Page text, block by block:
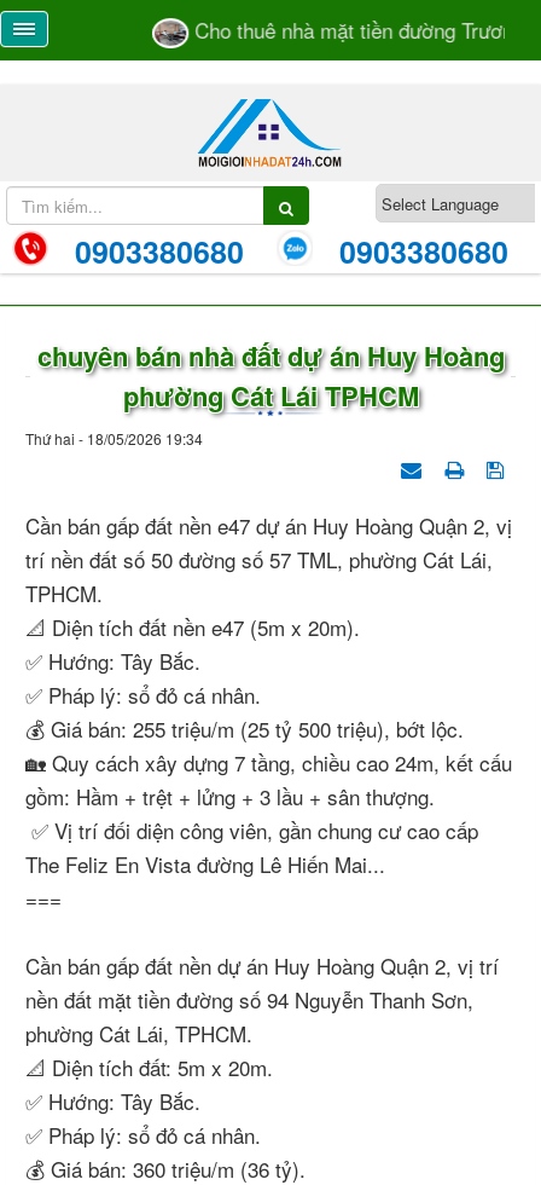
Cho thuê nhà mặt tiền đường Trương Văn
0903380680 0903380680
chuyên bán nhà đất dự án Huy Hoàng
phường Cát Lái TPHCM
Thứ hai - 18/05/2026 19:34
Cần bán gấp đất nền e47 dự án Huy Hoàng Quận 2, vị
trí nền đất số 50 đường số 57 TML, phường Cát Lái,
TPHCM.
📐 Diện tích đất nền e47 (5m x 20m).
✅ Hướng: Tây Bắc.
✅ Pháp lý: sổ đỏ cá nhân.
💰 Giá bán: 255 triệu/m (25 tỷ 500 triệu), bớt lộc.
🏡 Quy cách xây dựng 7 tầng, chiều cao 24m, kết cấu
gồm: Hầm + trệt + lửng + 3 lầu + sân thượng.
✅ Vị trí đối diện công viên, gần chung cư cao cấp
The Feliz En Vista đường Lê Hiến Mai...
===
Cần bán gấp đất nền dự án Huy Hoàng Quận 2, vị trí
nền đất mặt tiền đường số 94 Nguyễn Thanh Sơn,
phường Cát Lái, TPHCM.
📐 Diện tích đất: 5m x 20m.
✅ Hướng: Tây Bắc.
✅ Pháp lý: sổ đỏ cá nhân.
💰 Giá bán: 360 triệu/m (36 tỷ).